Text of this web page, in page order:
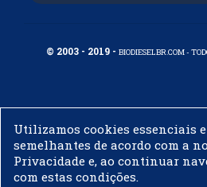
© 2003 - 2019 - BIODIESELBR.COM -
Utilizamos cookies essenciais
semelhantes de acordo com a
Privacidade e, ao continuar
com estas condições.